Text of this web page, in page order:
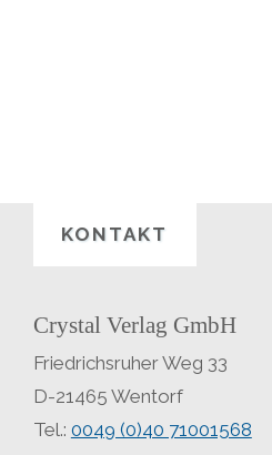
KONTAKT
Crystal Verlag GmbH
Friedrichsruher Weg 33
D-21465 Wentorf
Tel.: 0049 (0)40 71001568